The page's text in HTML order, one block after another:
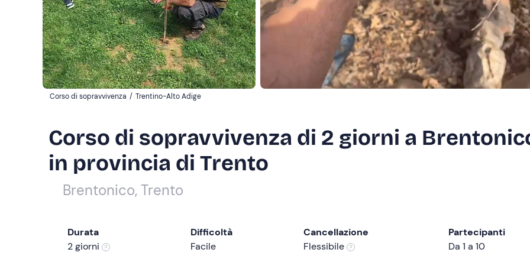
Corso di sopravvivenza / Trentino-Alto Adige
Corso di sopravvivenza di 2 giorni a
in provincia di Trento
Brentonico, Trento
Durata
2 giorni
Difficoltà
Facile
Cancellazione
Flessibile
Partecipanti
Da 1 a 10